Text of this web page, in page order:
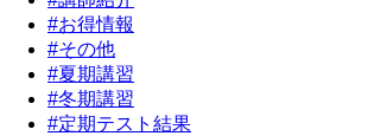
#お得情報
#その他
#夏期講習
#冬期講習
#定期テスト結果